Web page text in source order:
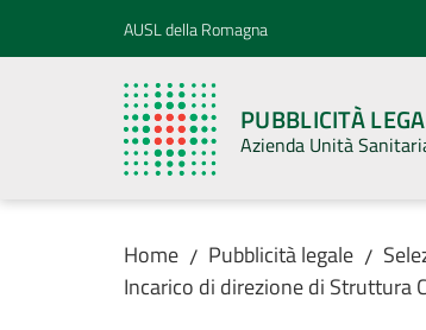
Vai al contenuto
Vai alla navigazioneAUSL della Romagna
PUBBLICITÀ
Azienda Unità
Home / Pubblicità legale /
Incarico di direzione di Struttura